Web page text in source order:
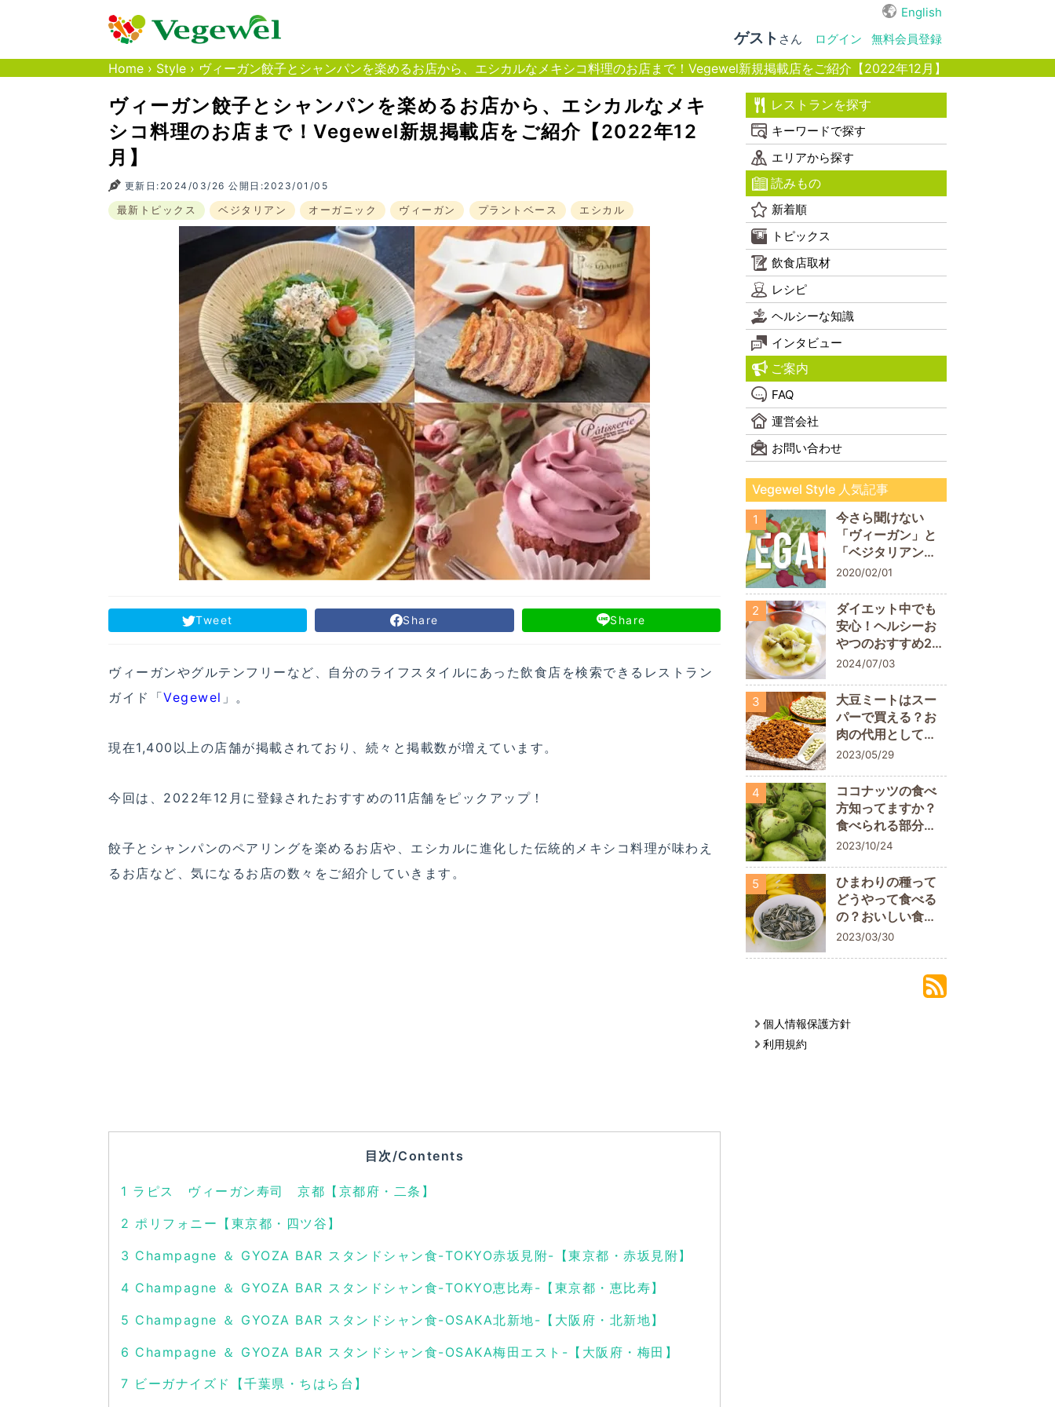
English
ゲスト さん ログイン
無料会員登録
Home › Style › ヴィーガン餃子とシャンパンを楽めるお店から、エシカルなメキシコ料理のお店まで！Vegewel新規掲載店をご紹介【2022年12月】
ヴィーガン餃子とシャンパンを楽めるお店から、エシカルなメキ
シコ料理のお店まで！Vegewel新規掲載店をご紹介【2022年12
月】
更新日:2024/03/26 公開日:2023/01/05
最新トピックス ベジタリアン オーガニック ヴィーガン プラントベース エシカル
Tweet Share Share
ヴィーガンやグルテンフリーなど、自分のライフスタイルにあった飲食店を検索できるレストラン
ガイド「Vegewel 」。
現在1,400以上の店舗が掲載されており、続々と掲載数が増えています。
今回は、2022年12月に登録されたおすすめの11店舗をピックアップ！
餃子とシャンパンのペアリングを楽めるお店や、エシカルに進化した伝統的メキシコ料理が味わえ
るお店など、気になるお店の数々をご紹介していきます。
目次/Contents
1 ラピス ヴィーガン寿司 京都【京都府・二条】
2 ポリフォニー【東京都・四ツ谷】
3 Champagne ＆ GYOZA BAR スタンドシャン食-TOKYO赤坂見附-【東京都・赤坂見附】
4 Champagne ＆ GYOZA BAR スタンドシャン食-TOKYO恵比寿-【東京都・恵比寿】
5 Champagne ＆ GYOZA BAR スタンドシャン食-OSAKA北新地-【大阪府・北新地】
6 Champagne ＆ GYOZA BAR スタンドシャン食-OSAKA梅田エスト-【大阪府・梅田】
7 ビーガナイズド【千葉県・ちはら台】
レストランを探す
キーワードで探す
エリアから探す
読みもの
新着順
トピックス
飲食店取材
レシピ
ヘルシーな知識
インタビュー
ご案内
FAQ
運営会社
お問い合わせ
Vegewel Style 人気記事
今さら聞けない
「ヴィーガン」と
「ベジタリアン」
の違い！
2020/02/01
1
ダイエット中でも
安心！ヘルシーお
やつのおすすめ20
商品
2024/07/03
2
大豆ミートはスー
パーで買える？お
肉の代用として取
り入れてみよう
2023/05/29
3
ココナッツの食べ
方知ってますか？
食べられる部分に
ついておさらいし
2023/10/24
4
ひまわりの種って
どうやって食べる
の？おいしい食べ
方や栄養素を解説
2023/03/30
5
個人情報保護方針
利用規約